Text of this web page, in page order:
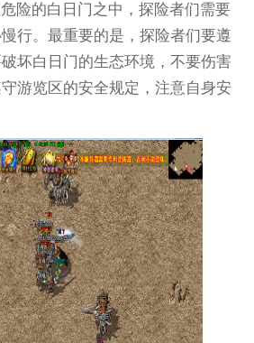
险的白日门之中，探险者们需要
行。最重要的是，探险者们要遵
坏白日门的生态环境，不要伤害
游览区的安全规定，注意自身安